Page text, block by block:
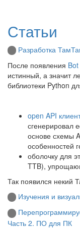
Статьи
Разработка
После появления
истинный, а значит
библиотеки Python
open API
сгенерировал
основе схемы
особенностей
оболочку для
TTB),
Так появился некий
Изучения и
Часть 2. ПО для ПК